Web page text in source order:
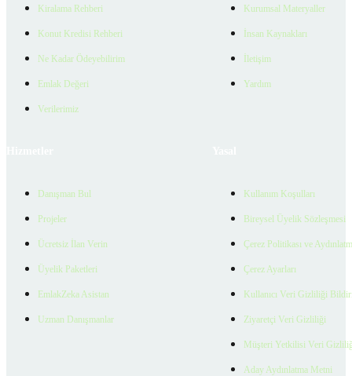
Kiralama Rehberi
Konut Kredisi Rehberi
Ne Kadar Ödeyebilirim
Emlak Değeri
Verilerimiz
Kurumsal Materyaller
İnsan Kaynakları
İletişim
Yardım
Danışman Bul
Projeler
Ücretsiz İlan Verin
Üyelik Paketleri
EmlakZeka Asistan
Uzman Danışmanlar
Kullanım Koşulları
Bireysel Üyelik Sözleşmesi
Çerez Politikası ve
Çerez Ayarları
Kullanıcı Veri Gizliliği
Ziyaretçi Veri Gizliliği
Müşteri Yetkilisi Veri
Aday Aydınlatma Metni